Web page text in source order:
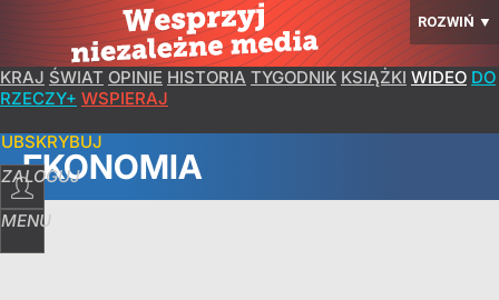
ROZWIŃ ▼
KRAJ ŚWIAT OPINIE HISTORIA TYGODNIK KSIĄŻKI WIDEO DO
RZECZY+ WSPIERAJ
ZALOGUJ
MENU
EKONOMIA